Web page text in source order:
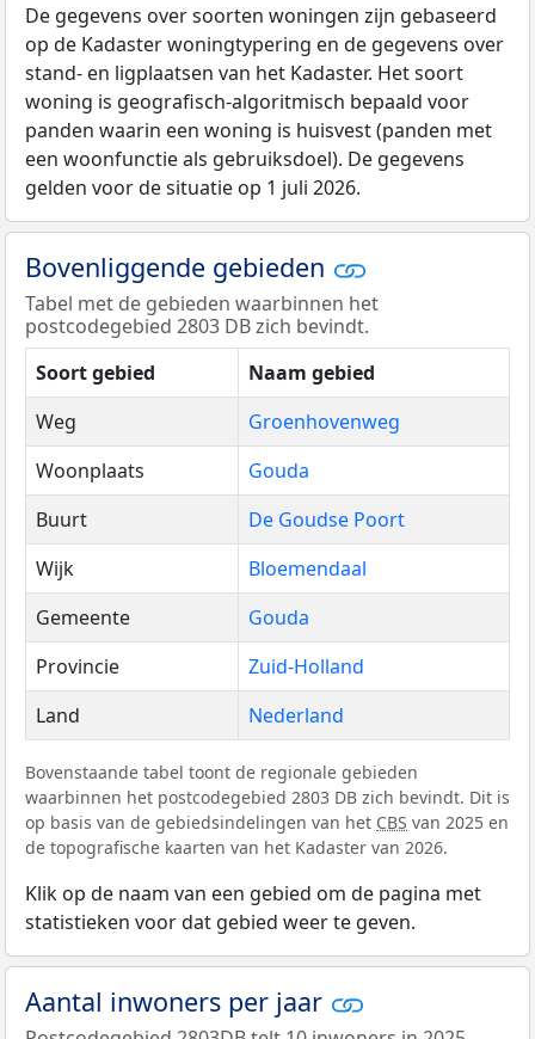
De gegevens over soorten woningen zijn gebaseerd
op de Kadaster woningtypering en de gegevens over
stand- en ligplaatsen van het Kadaster. Het soort
woning is geografisch-algoritmisch bepaald voor
panden waarin een woning is huisvest (panden met
een woonfunctie als gebruiksdoel). De gegevens
gelden voor de situatie op 1 juli 2026.
Bovenliggende gebieden
Tabel met de gebieden waarbinnen het
postcodegebied 2803 DB zich bevindt.
Soort gebied
Naam gebied
Weg
Groenhovenweg
Woonplaats
Gouda
Buurt
De Goudse Poort
Wijk
Bloemendaal
Gemeente
Gouda
Provincie
Zuid-Holland
Land
Nederland
Bovenstaande tabel toont de regionale gebieden
waarbinnen het postcodegebied 2803 DB zich bevindt. Dit is
op basis van de gebiedsindelingen van het CBS van 2025 en
de topografische kaarten van het Kadaster van 2026.
Klik op de naam van een gebied om de pagina met
statistieken voor dat gebied weer te geven.
Aantal inwoners per jaar